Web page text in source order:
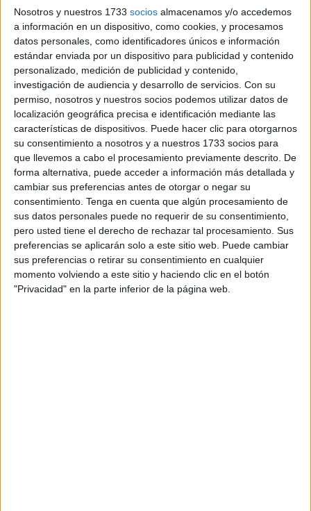
Nosotros y nuestros 1733 socios almacenamos y/o accedemos
a información en un dispositivo, como cookies, y procesamos
datos personales, como identificadores únicos e información
estándar enviada por un dispositivo para publicidad y contenido
personalizado, medición de publicidad y contenido,
investigación de audiencia y desarrollo de servicios. Con su
permiso, nosotros y nuestros socios podemos utilizar datos de
localización geográfica precisa e identificación mediante las
características de dispositivos. Puede hacer clic para otorgarnos
su consentimiento a nosotros y a nuestros 1733 socios para
que llevemos a cabo el procesamiento previamente descrito. De
forma alternativa, puede acceder a información más detallada y
cambiar sus preferencias antes de otorgar o negar su
consentimiento. Tenga en cuenta que algún procesamiento de
sus datos personales puede no requerir de su consentimiento,
pero usted tiene el derecho de rechazar tal procesamiento. Sus
preferencias se aplicarán solo a este sitio web. Puede cambiar
sus preferencias o retirar su consentimiento en cualquier
momento volviendo a este sitio y haciendo clic en el botón
"Privacidad" en la parte inferior de la página web.